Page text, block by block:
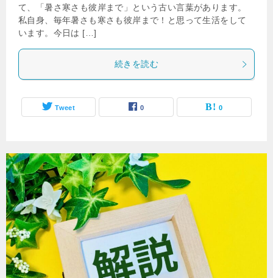
て、「暑さ寒さも彼岸まで」という古い言葉があります。
私自身、毎年暑さも寒さも彼岸まで！と思って生活をして
います。今日は […]
続きを読む
Tweet 0 0